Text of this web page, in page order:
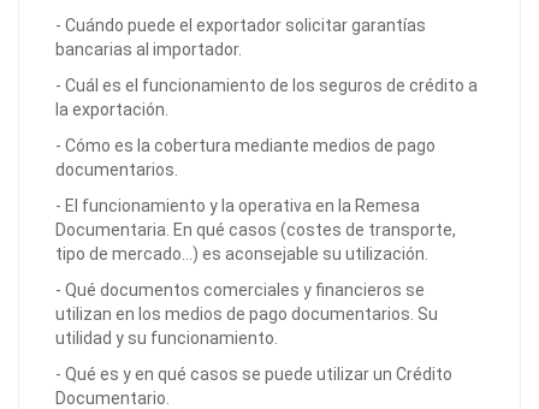
- Cuándo puede el exportador solicitar garantías
bancarias al importador.
- Cuál es el funcionamiento de los seguros de crédito a
la exportación.
- Cómo es la cobertura mediante medios de pago
documentarios.
- El funcionamiento y la operativa en la Remesa
Documentaria. En qué casos (costes de transporte,
tipo de mercado…) es aconsejable su utilización.
- Qué documentos comerciales y financieros se
utilizan en los medios de pago documentarios. Su
utilidad y su funcionamiento.
- Qué es y en qué casos se puede utilizar un Crédito
Documentario.